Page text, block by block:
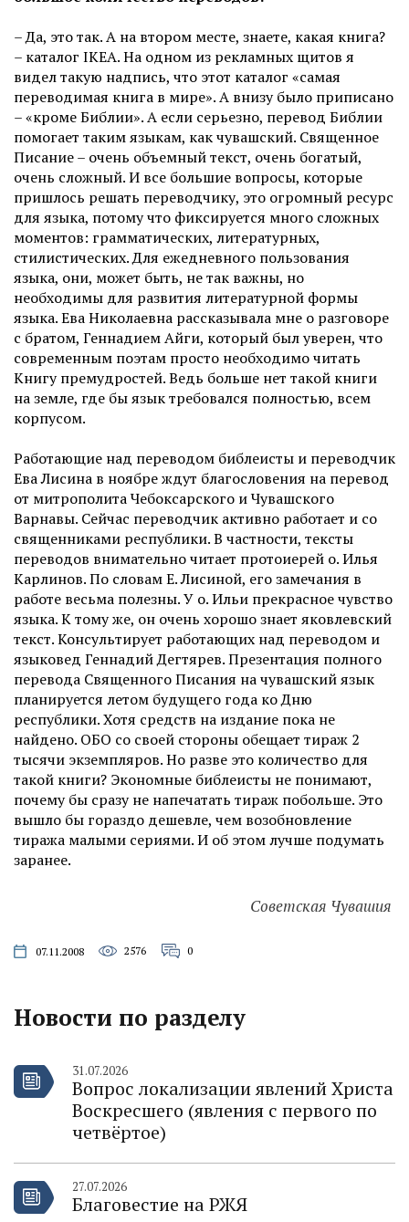
– Да, это так. А на втором месте, знаете, какая книга?
– каталог IKEA. На одном из рекламных щитов я
видел такую надпись, что этот каталог «самая
переводимая книга в мире». А внизу было приписано
– «кроме Библии». А если серьезно, перевод Библии
помогает таким языкам, как чувашский. Священное
Писание – очень объемный текст, очень богатый,
очень сложный. И все большие вопросы, которые
пришлось решать переводчику, это огромный ресурс
для языка, потому что фиксируется много сложных
моментов: грамматических, литературных,
стилистических. Для ежедневного пользования
языка, они, может быть, не так важны, но
необходимы для развития литературной формы
языка. Ева Николаевна рассказывала мне о разговоре
с братом, Геннадием Айги, который был уверен, что
современным поэтам просто необходимо читать
Книгу премудростей. Ведь больше нет такой книги
на земле, где бы язык требовался полностью, всем
корпусом.
Работающие над переводом библеисты и переводчик
Ева Лисина в ноябре ждут благословения на перевод
от митрополита Чебоксарского и Чувашского
Варнавы. Сейчас переводчик активно работает и со
священниками республики. В частности, тексты
переводов внимательно читает протоиерей о. Илья
Карлинов. По словам Е. Лисиной, его замечания в
работе весьма полезны. У о. Ильи прекрасное чувство
языка. К тому же, он очень хорошо знает яковлевский
текст. Консультирует работающих над переводом и
языковед Геннадий Дегтярев. Презентация полного
перевода Священного Писания на чувашский язык
планируется летом будущего года ко Дню
республики. Хотя средств на издание пока не
найдено. ОБО со своей стороны обещает тираж 2
тысячи экземпляров. Но разве это количество для
такой книги? Экономные библеисты не понимают,
почему бы сразу не напечатать тираж побольше. Это
вышло бы гораздо дешевле, чем возобновление
тиража малыми сериями. И об этом лучше подумать
заранее.
Советская Чувашия
07.11.2008 2576 0
Новости по разделу
31.07.2026
Вопрос локализации явлений Христа
Воскресшего (явления с первого по
четвёртое)
27.07.2026
Благовестие на РЖЯ